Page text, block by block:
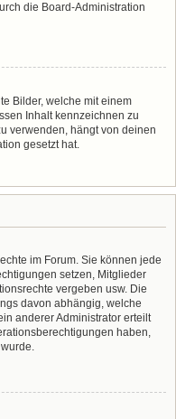
die Board-Administration
Bilder, welche mit einem
Inhalt kennzeichnen zu
verwenden, hängt von deinen
gesetzt hat.
im Forum. Sie können jede
setzen, Mitglieder
vergeben usw. Die
davon abhängig, welche
anderer Administrator erteilt
haben,